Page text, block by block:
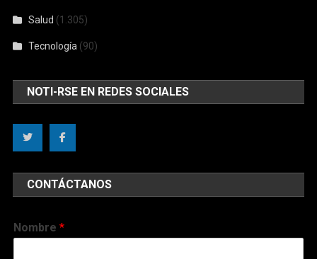
Salud (1.305)
Tecnología (90)
NOTI-RSE EN REDES SOCIALES
CONTÁCTANOS
Nombre*